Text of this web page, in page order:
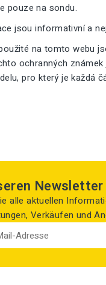
pouze na sondu.
jsou informativní a
na tomto webu
ochranných známek
pro který je každá
alle aktuellen
Verkäufen und